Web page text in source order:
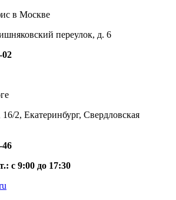
в Москве
переулок, д. 6
02
2, Екатеринбург, Свердловская
46
с 9:00 до 17:30